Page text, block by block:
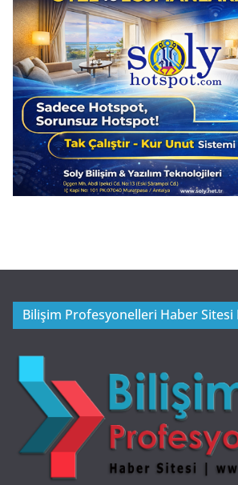
Bilişim Profesyonelleri Haber Sitesi